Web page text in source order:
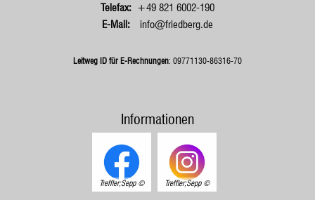
+49 821 6002-190
info@friedberg.de
Leitweg ID für E-Rechnungen: 09771130-86316-70
Informationen
Treffler;Sepp Treffler;Sepp